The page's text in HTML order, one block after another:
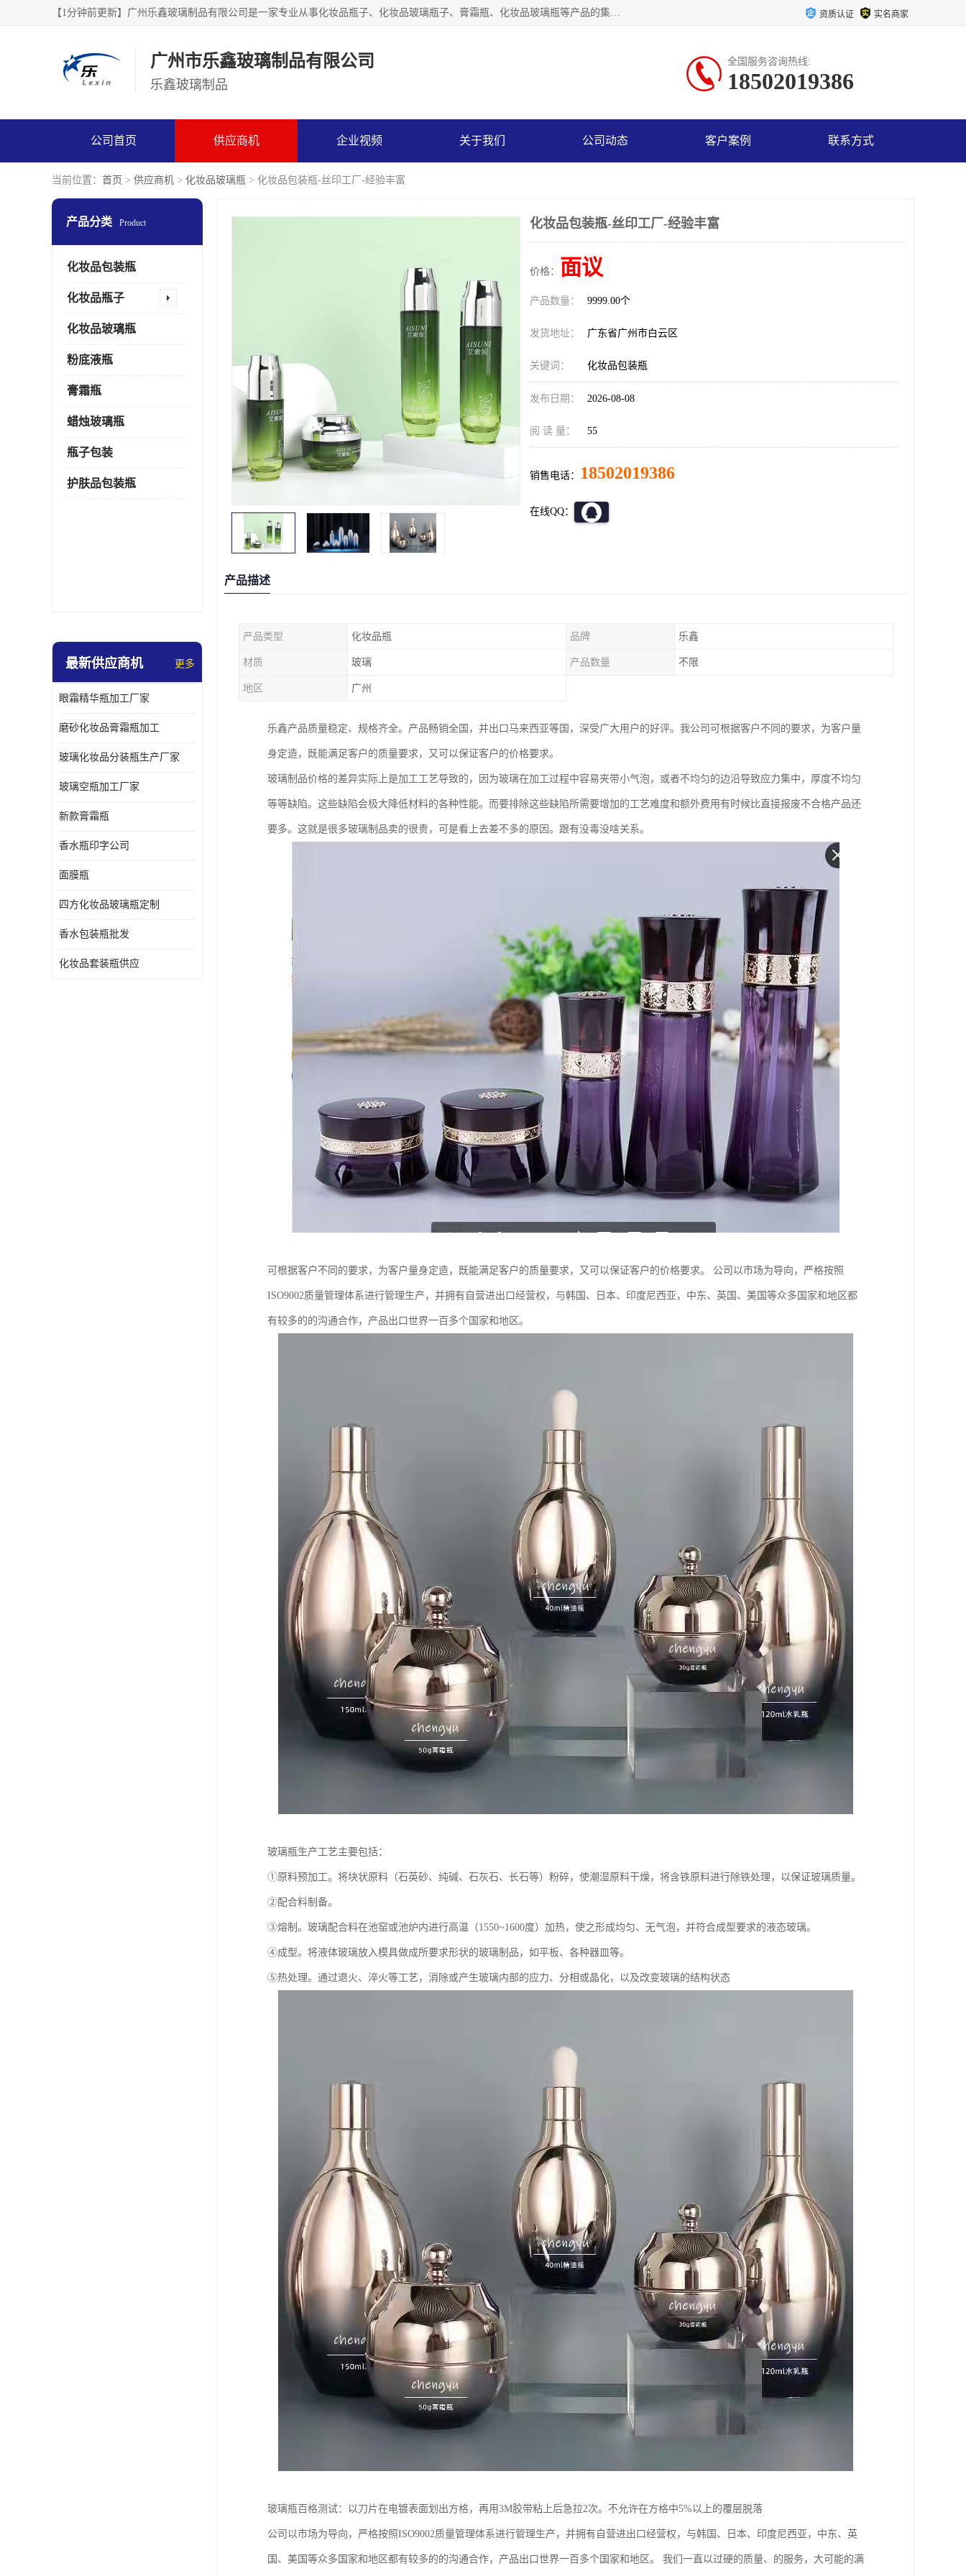
【1分钟前更新】广州乐鑫玻璃制品有限公司是一家专业从事化妆品瓶子、化妆品玻璃瓶子、膏霜瓶、化妆品玻璃瓶等产品的集开发研制、生产、销售于一体的实业型玻璃制品生产企业。产品从设计、开模、试样、生产、蒙砂、抛光、喷涂、高低温单色及多色印刷，烫金（银）到交货实现一条龙服务。 资质认证 实名商家
广州市乐鑫玻璃制品有限公司
乐鑫玻璃制品
全国服务咨询热线:
18502019386
公司首页 供应商机 企业视频 关于我们 公司动态 客户案例 联系方式
当前位置： 首页 > 供应商机 > 化妆品玻璃瓶 > 化妆品包装瓶-丝印工厂-经验丰富
产品分类 Product
化妆品包装瓶
化妆品瓶子
化妆品玻璃瓶
粉底液瓶
膏霜瓶
蜡烛玻璃瓶
瓶子包装
护肤品包装瓶
最新供应商机 更多
眼霜精华瓶加工厂家
磨砂化妆品膏霜瓶加工
玻璃化妆品分装瓶生产厂家
玻璃空瓶加工厂家
新款膏霜瓶
香水瓶印字公司
面膜瓶
四方化妆品玻璃瓶定制
香水包装瓶批发
化妆品套装瓶供应
化妆品包装瓶-丝印工厂-经验丰富
价格： 面议
产品数量： 9999.00个
发货地址： 广东省广州市白云区
关键词： 化妆品包装瓶
发布日期： 2026-08-08
阅 读 量： 55
销售电话： 18502019386
在线QQ：
产品描述
产品类型 化妆品瓶 品牌 乐鑫
材质 玻璃 产品数量 不限
地区 广州
乐鑫产品质量稳定、规格齐全。产品畅销全国，并出口马来西亚等国，深受广大用户的好评。我公司可根据客户不同的要求，为客户量
身定造，既能满足客户的质量要求，又可以保证客户的价格要求。
玻璃制品价格的差异实际上是加工工艺导致的，因为玻璃在加工过程中容易夹带小气泡，或者不均匀的边沿导致应力集中，厚度不均匀
等等缺陷。这些缺陷会极大降低材料的各种性能。而要排除这些缺陷所需要增加的工艺难度和额外费用有时候比直接报废不合格产品还
要多。这就是很多玻璃制品卖的很贵，可是看上去差不多的原因。跟有没毒没啥关系。
可根据客户不同的要求，为客户量身定造，既能满足客户的质量要求，又可以保证客户的价格要求。 公司以市场为导向，严格按照
ISO9002质量管理体系进行管理生产，并拥有自营进出口经营权，与韩国、日本、印度尼西亚，中东、英国、美国等众多国家和地区都
有较多的的沟通合作，产品出口世界一百多个国家和地区。
玻璃瓶生产工艺主要包括：
①原料预加工。将块状原料（石英砂、纯碱、石灰石、长石等）粉碎，使潮湿原料干燥，将含铁原料进行除铁处理，以保证玻璃质量。
②配合料制备。
③熔制。玻璃配合料在池窑或池炉内进行高温（1550~1600度）加热，使之形成均匀、无气泡，并符合成型要求的液态玻璃。
④成型。将液体玻璃放入模具做成所要求形状的玻璃制品，如平板、各种器皿等。
⑤热处理。通过退火、淬火等工艺，消除或产生玻璃内部的应力、分相或晶化，以及改变玻璃的结构状态
玻璃瓶百格测试：以刀片在电镀表面划出方格，再用3M胶带粘上后急拉2次。不允许在方格中5%以上的覆层脱落
公司以市场为导向，严格按照ISO9002质量管理体系进行管理生产，并拥有自营进出口经营权，与韩国、日本、印度尼西亚，中东、英
国、美国等众多国家和地区都有较多的的沟通合作，产品出口世界一百多个国家和地区。 我们一直以过硬的质量、的服务，大可能的满